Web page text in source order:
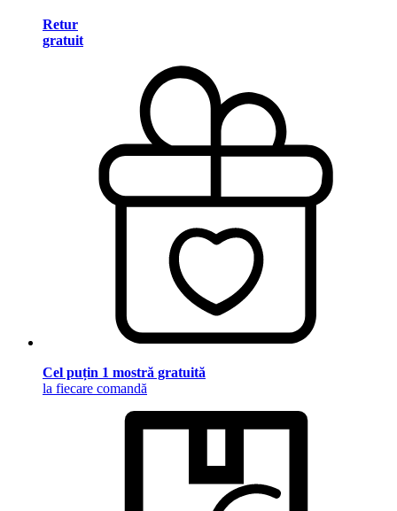
Retur
gratuit
Cel puțin 1 mostră gratuită
la fiecare comandă